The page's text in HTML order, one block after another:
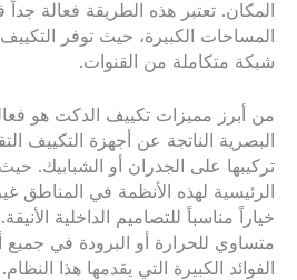
المكان. تعتبر هذه الطريقة فعالة
المساحات الكبيرة، حيث توفر
شبكة متكاملة من القنوات.
من أبرز مميزات تكييف الدكت هو
البصرية الناتجة عن أجهزة التكييف
تركيبها على الجدران أو الشبابيك.
الرئيسية لهذه الأنظمة في المناطق
خياراً مناسباً للتصاميم الداخلية
متساوي للحرارة أو البرودة في جميع
الفوائد الكبيرة التي يقدمها هذا النظام.